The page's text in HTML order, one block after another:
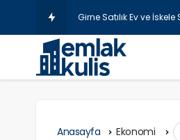
Şişli Lazer
Anasayfa Ekonomi